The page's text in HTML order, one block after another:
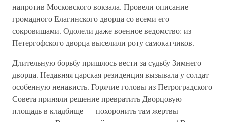
напротив Московского вокзала. Провели описание
громадного Елагинского дворца со всеми его
сокровищами. Одолели даже военное ведомство: из
Петергофского дворца выселили роту самокатчиков.
Длительную борьбу пришлось вести за судьбу Зимнего
дворца. Недавняя царская резиденция вызывала у солдат
особенную ненависть. Горячие головы из Петроградского
Совета приняли решение превратить Дворцовую
площадь в кладбище — похоронить там жертвы